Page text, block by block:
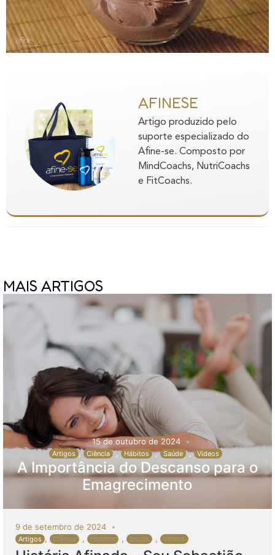
AFINESE
Artigo produzido pelo
suporte especializado do
Afine-se. Composto por
MindCoachs, NutriCoachs
e FitCoachs.
MAIS ARTIGOS
15 de outubro de 2024
Artigos , Ciência , Hábitos , Saúde , Vídeos
A Importância do Descanso para o
Emagrecimento
9 de setembro de 2024
Artigos , Ciência , Hábitos , Saúde , Vídeos